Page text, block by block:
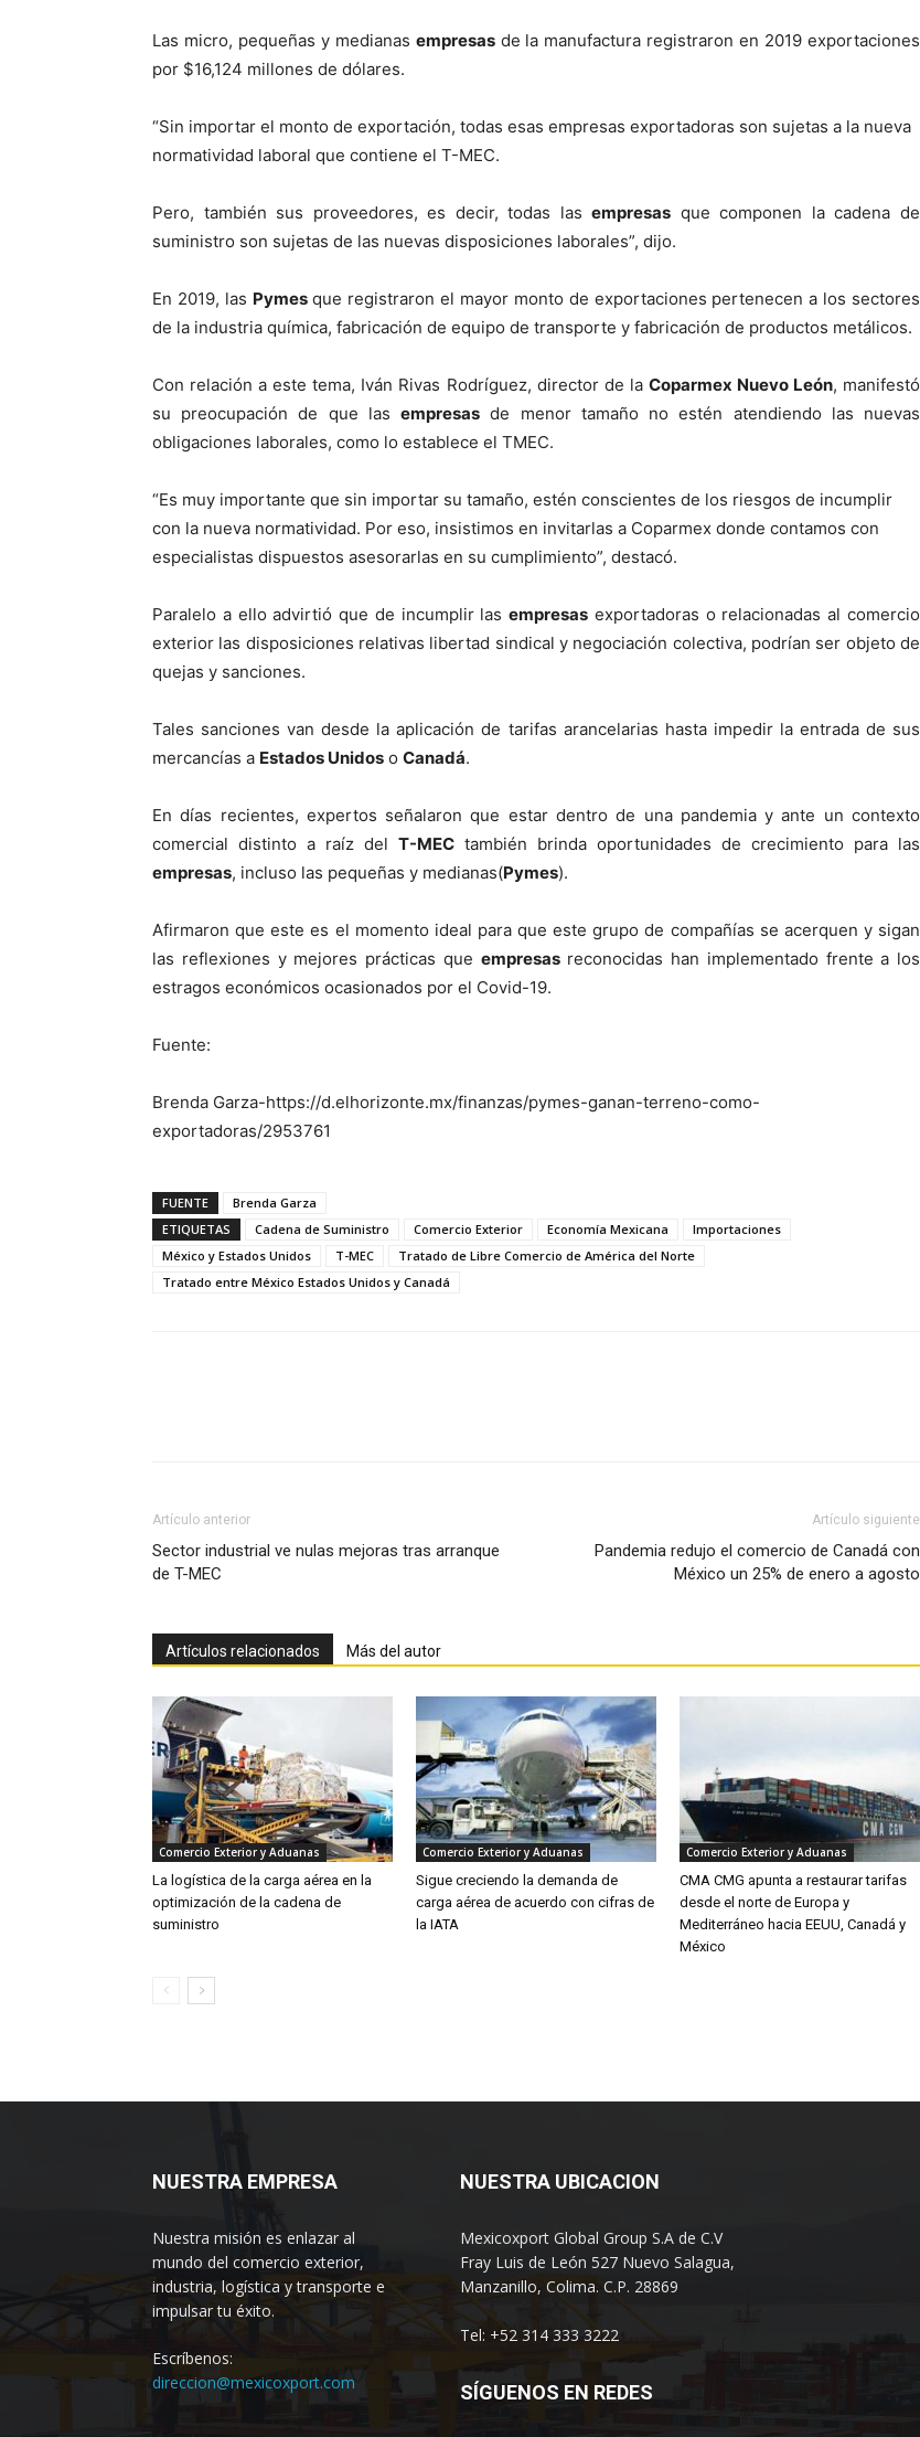
Las micro, pequeñas y medianas empresasde la manufactura registraron en 2019 exportaciones
por $16,124 millones de dólares.
“Sin importar el monto de exportación, todas esas empresas exportadoras son sujetas a la nueva
normatividad laboral que contiene el T-MEC.
Pero, también sus proveedores, es decir, todas lasempresas que componen la cadena de
suministro son sujetas de las nuevas disposiciones laborales”, dijo.
En 2019, las Pymesque registraron el mayor monto de exportaciones pertenecen a los sectores
de la industria química, fabricación de equipo de transporte y fabricación de productos metálicos.
Con relación a este tema, Iván Rivas Rodríguez, director de la Coparmex Nuevo León, manifestó
su preocupación de que lasempresas de menor tamaño no estén atendiendo las nuevas
obligaciones laborales, como lo establece el TMEC.
“Es muy importante que sin importar su tamaño, estén conscientes de los riesgos de incumplir
con la nueva normatividad. Por eso, insistimos en invitarlas a Coparmex donde contamos con
especialistas dispuestos asesorarlas en su cumplimiento”, destacó.
Paralelo a ello advirtió que de incumplir lasempresas exportadoras o relacionadas al comercio
exterior las disposiciones relativas libertad sindical y negociación colectiva, podrían ser objeto de
quejas y sanciones.
Tales sanciones van desde la aplicación de tarifas arancelarias hasta impedir la entrada de sus
mercancías a Estados Unidos o Canadá.
En días recientes, expertos señalaron que estar dentro de una pandemia y ante un contexto
comercial distinto a raíz del T-MEC también brinda oportunidades de crecimiento para las
empresas, incluso las pequeñas y medianas(Pymes).
Afirmaron que este es el momento ideal para que este grupo de compañías se acerquen y sigan
las reflexiones y mejores prácticas que empresasreconocidas han implementado frente a los
estragos económicos ocasionados por el Covid-19.
Fuente:
Brenda Garza-https://d.elhorizonte.mx/finanzas/pymes-ganan-terreno-como-
exportadoras/2953761
FUENTE
Brenda Garza
ETIQUETAS
Cadena de Suministro Comercio Exterior Economía Mexicana
Importaciones
México y Estados Unidos
T-MEC
Tratado de Libre Comercio de América del Norte
Tratado entre México Estados Unidos y Canadá
Artículo anterior
Sector industrial ve nulas mejoras tras arranque
de T-MEC
Artículo siguiente
Pandemia redujo el comercio de Canadá con
México un 25% de enero a agosto
Artículos relacionados Más del autor
Comercio Exterior y Aduanas
La logística de la carga aérea en la
optimización de la cadena de
suministro
Comercio Exterior y Aduanas
Sigue creciendo la demanda de
carga aérea de acuerdo con cifras de
la IATA
Comercio Exterior y Aduanas
CMA CMG apunta a restaurar tarifas
desde el norte de Europa y
Mediterráneo hacia EEUU, Canadá y
México
NUESTRA EMPRESA
Nuestra misión es enlazar al
mundo del comercio exterior,
industria, logística y transporte e
impulsar tu éxito.
Escríbenos:
direccion@mexicoxport.com
NUESTRA UBICACION
Mexicoxport Global Group S.A de C.V
Fray Luis de León 527 Nuevo Salagua,
Manzanillo, Colima. C.P. 28869
Tel: +52 314 333 3222
SÍGUENOS EN REDES